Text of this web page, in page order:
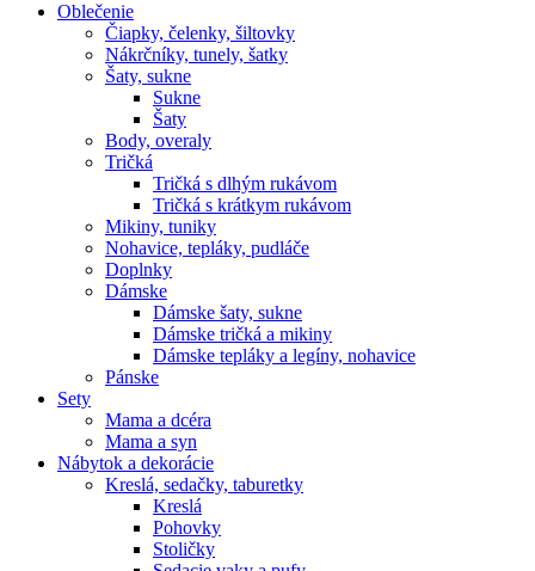
Oblečenie
Čiapky, čelenky, šiltovky
Nákrčníky, tunely, šatky
Šaty, sukne
Sukne
Šaty
Body, overaly
Tričká
Tričká s dlhým rukávom
Tričká s krátkym rukávom
Mikiny, tuniky
Nohavice, tepláky, pudláče
Doplnky
Dámske
Dámske šaty, sukne
Dámske tričká a mikiny
Dámske tepláky a legíny, nohavice
Pánske
Sety
Mama a dcéra
Mama a syn
Nábytok a dekorácie
Kreslá, sedačky, taburetky
Kreslá
Pohovky
Stoličky